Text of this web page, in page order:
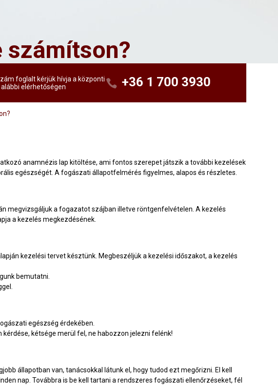
foglalt kérjük hívja a központi
elérhetőségen
+36 1 700 3930
anamnézis lap kitöltése, ami fontos szerepet játszik a további kezelések
egészségét. A fogászati állapotfelmérés figyelmes, alapos és részletes.
megvizsgáljuk a fogazatot szájban illetve röntgenfelvételen. A kezelés
a kezelés megkezdésének.
kezelési tervet késztünk. Megbeszéljük a kezelési időszakot, a kezelés
bemutatni.
egészség érdekében.
kétsége merül fel, ne habozzon jelezni felénk!
állapotban van, tanácsokkal látunk el, hogy tudod ezt megőrizni. El kell
nap. Továbbra is be kell tartani a rendszeres fogászati ellenőrzéseket, fél